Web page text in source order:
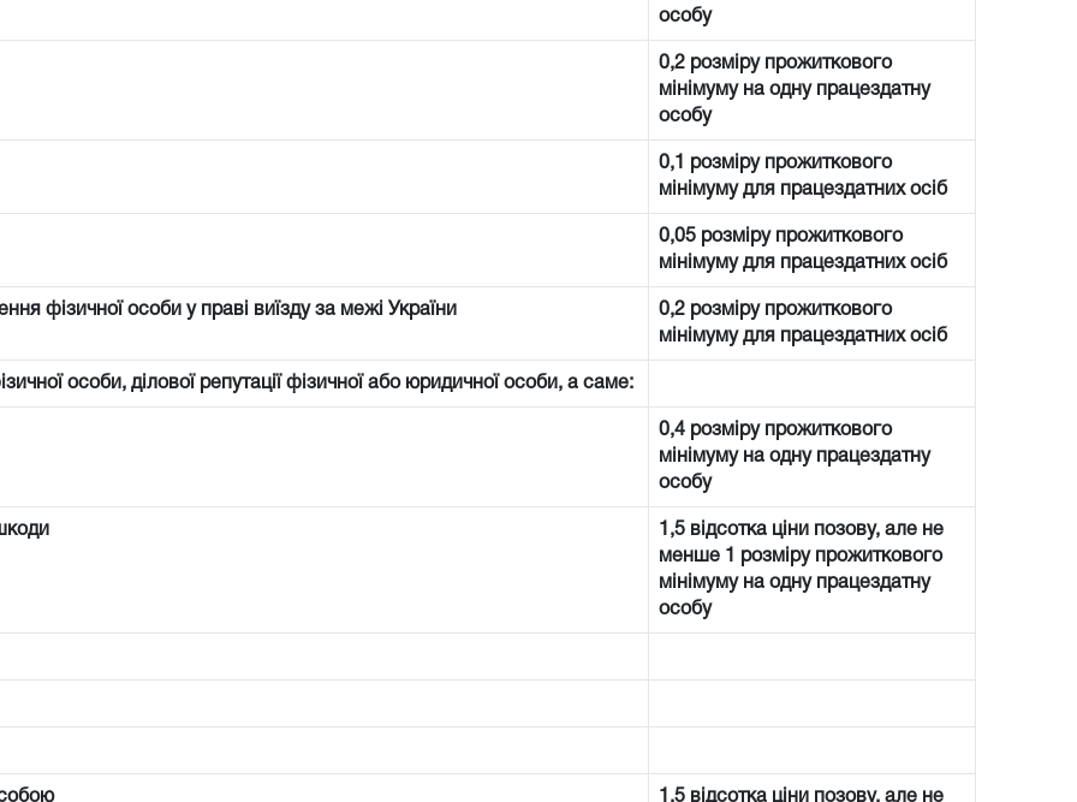
особу
0,2 розміру прожиткового
мінімуму на одну працездатну
особу
0,1 розміру прожиткового
мінімуму для працездатних осіб
0,05 розміру прожиткового
мінімуму для працездатних осіб
фізичної особи у праві виїзду за межі України
0,2 розміру прожиткового
мінімуму для працездатних осіб
особи, ділової репутації фізичної або юридичної особи, а саме:
0,4 розміру прожиткового
мінімуму на одну працездатну
особу
1,5 відсотка ціни позову, але не
менше 1 розміру прожиткового
мінімуму на одну працездатну
особу
1,5 відсотка ціни позову, але не